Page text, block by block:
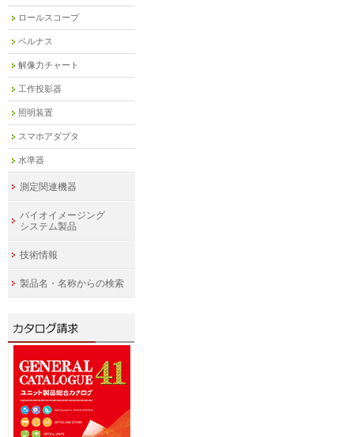
ロールスコープ
ベルナス
解像力チャート
工作投影器
照明装置
スマホアダプタ
水準器
測定関連機器
バイオイメージング
システム製品
技術情報
製品名・名称からの検索